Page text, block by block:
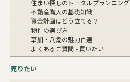
住まい探しのトータルプランニング
不動産購入の基礎知識
資金計画はどう立てる？
物件の選び方
草加・八潮の魅力百選
よくあるご質問 - 買いたい
売りたい